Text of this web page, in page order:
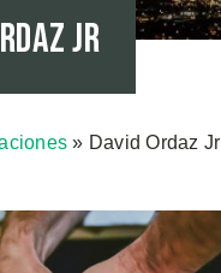
Jr
» David Ordaz Jr